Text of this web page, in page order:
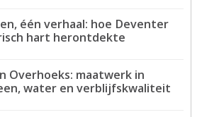
één verhaal: hoe Deventer
hart herontdekte
Overhoeks: maatwerk in
water en verblijfskwaliteit